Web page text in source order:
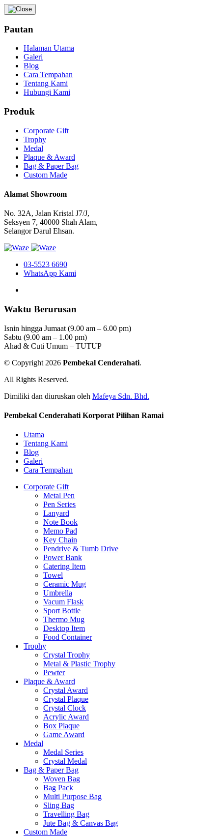
Pautan
Halaman Utama
Galeri
Blog
Cara Tempahan
Tentang Kami
Hubungi Kami
Produk
Corporate Gift
Trophy
Medal
Plaque & Award
Bag & Paper Bag
Custom Made
Alamat Showroom
No. 32A, Jalan Kristal J7/J,
Seksyen 7, 40000 Shah Alam,
Selangor Darul Ehsan.
03-5523 6690
WhatsApp Kami
Waktu Berurusan
Isnin hingga Jumaat (9.00 am – 6.00 pm)
Sabtu (9.00 am – 1.00 pm)
Ahad & Cuti Umum – TUTUP
© Copyright 2026 Pembekal Cenderahati.
All Rights Reserved.
Dimiliki dan diuruskan oleh Mafeya Sdn. Bhd.
Pembekal Cenderahati Korporat Pilihan Ramai
Utama
Tentang Kami
Blog
Galeri
Cara Tempahan
Corporate Gift
Metal Pen
Pen Series
Lanyard
Note Book
Memo Pad
Key Chain
Pendrive & Tumb Drive
Power Bank
Catering Item
Towel
Ceramic Mug
Umbrella
Vacum Flask
Sport Bottle
Thermo Mug
Desktop Item
Food Container
Trophy
Crystal Trophy
Metal & Plastic Trophy
Pewter
Plaque & Award
Crystal Award
Crystal Plaque
Crystal Clock
Acrylic Award
Box Plaque
Game Award
Medal
Medal Series
Crystal Medal
Bag & Paper Bag
Woven Bag
Bag Pack
Multi Purpose Bag
Sling Bag
Travelling Bag
Jute Bag & Canvas Bag
Custom Made